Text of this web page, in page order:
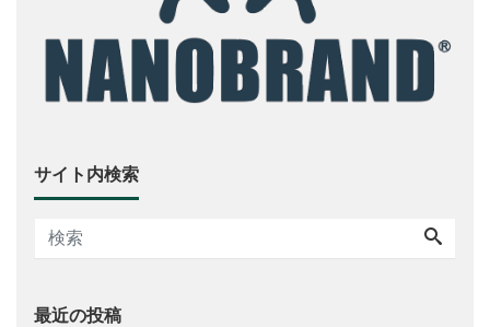
サイト内検索
最近の投稿